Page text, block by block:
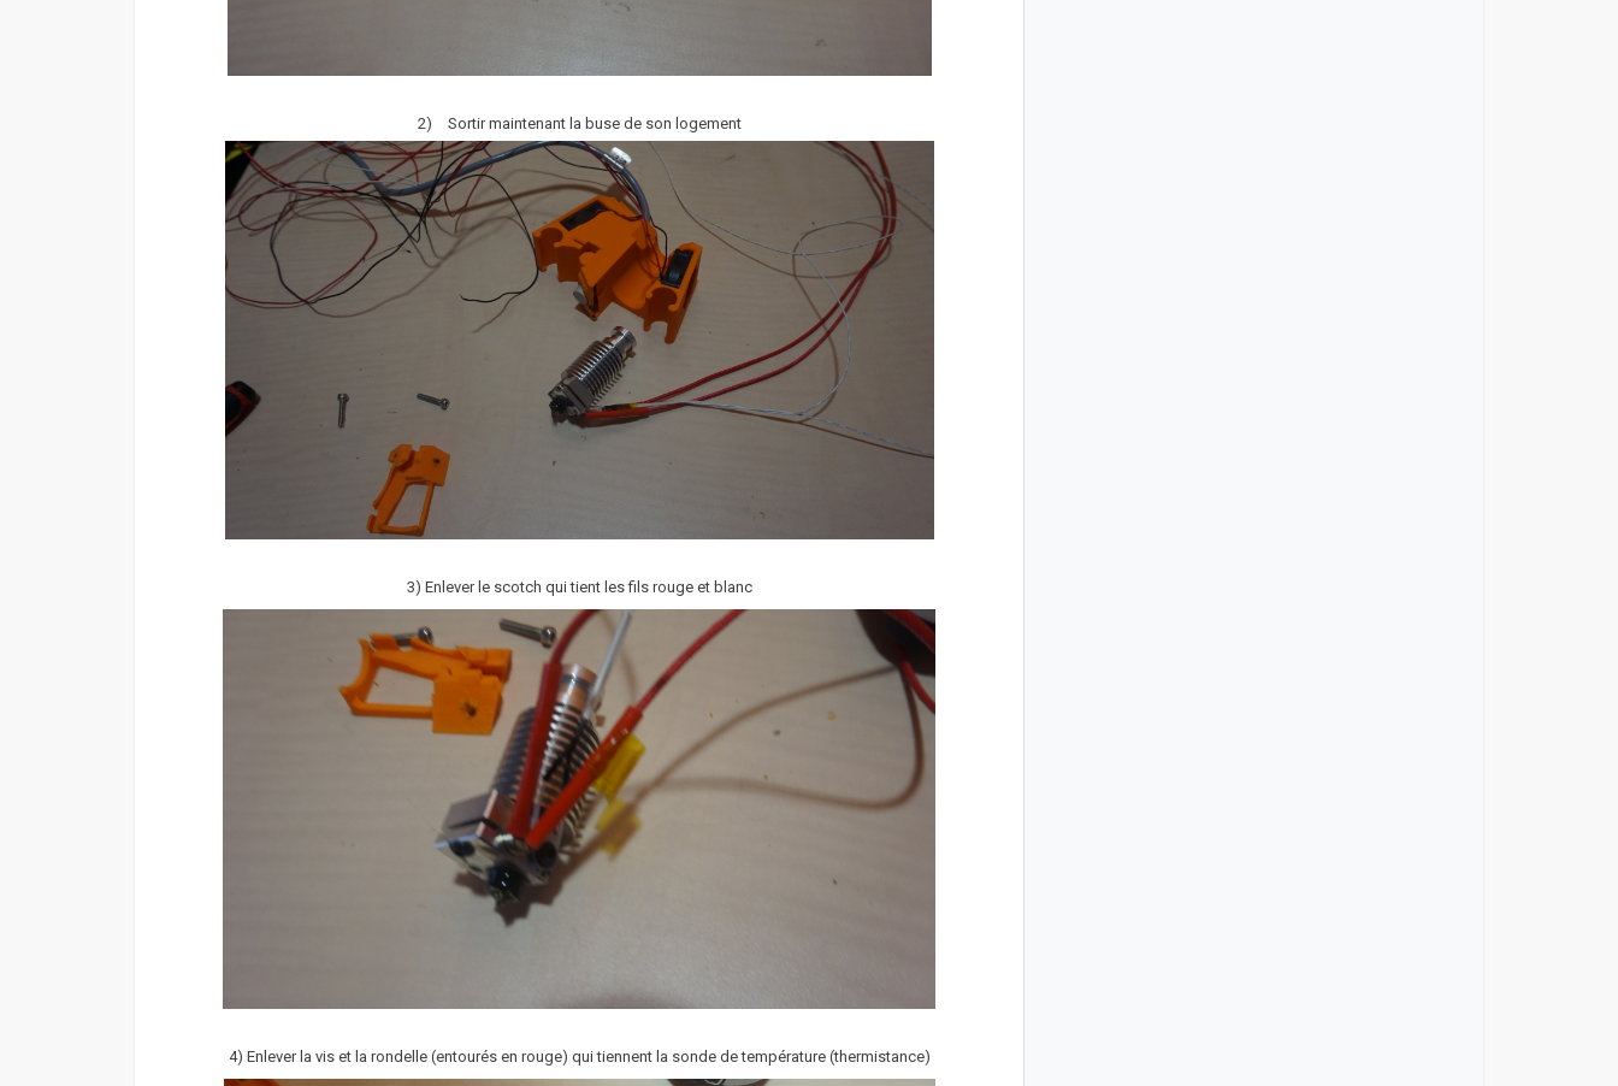
2) Sortir maintenant la buse de son logement
3) Enlever le scotch qui tient les fils rouge et blanc
4) Enlever la vis et la rondelle (entourés en rouge) qui tiennent la sonde de température (thermistance)